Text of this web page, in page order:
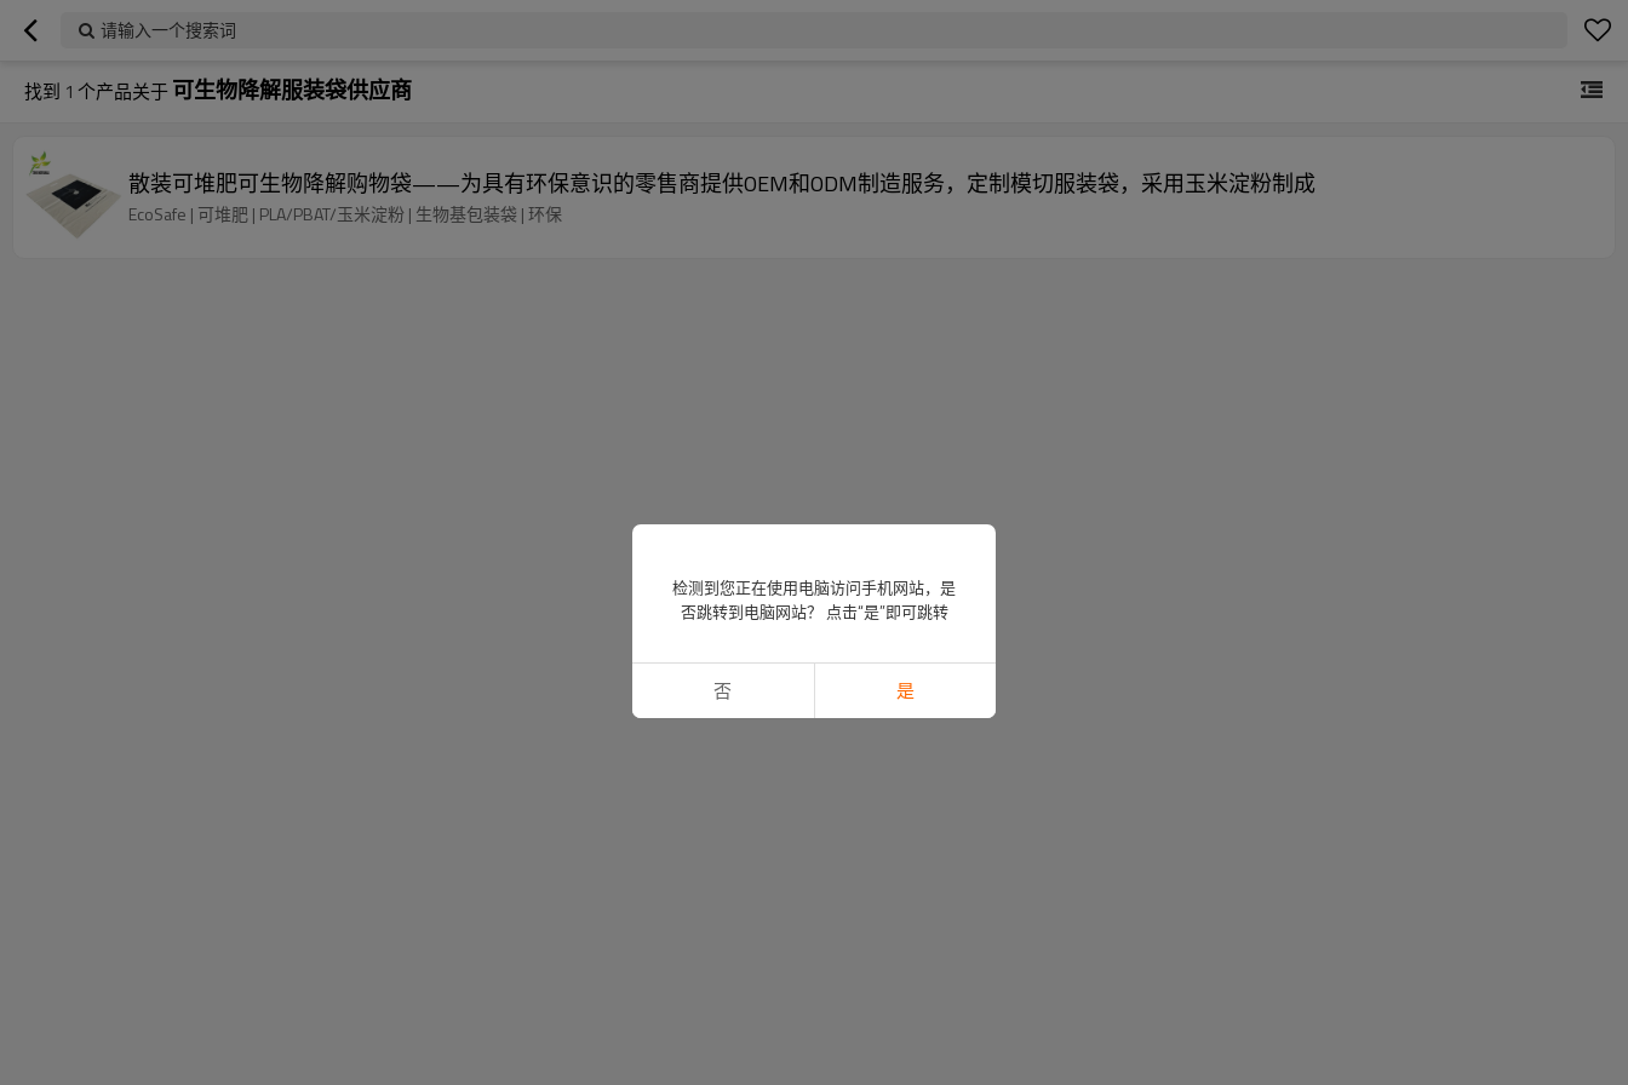
请输入一个搜索词
找到 1 个产品关于可生物降解服装袋供应商
散装可堆肥可生物降解购物袋——为具有环保意识的零售商提供OEM和ODM制造服务，定制模切服装袋，采用玉米淀粉制成
EcoSafe | 可堆肥 | PLA/PBAT/玉米淀粉 | 生物基包装袋 | 环保
检测到您正在使用电脑访问手机网站，是
否跳转到电脑网站？ 点击“是”即可跳转
否 是